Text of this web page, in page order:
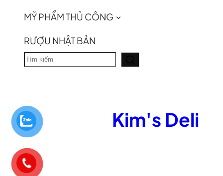
MỸ PHẨM THỦ CÔNG
RƯỢU NHẬT BẢN
T
i
ế
m
Kim's Deli